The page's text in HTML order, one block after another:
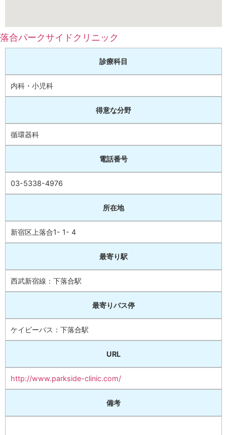
落合パークサイドクリニック
診療科目
内科・小児科
得意な分野
循環器科
電話番号
03-5338-4976
所在地
新宿区上落合1- 1- 4
最寄り駅
西武新宿線：下落合駅
最寄りバス停
ケイビーバス：下落合駅
URL
http://www.parkside-clinic.com/
備考